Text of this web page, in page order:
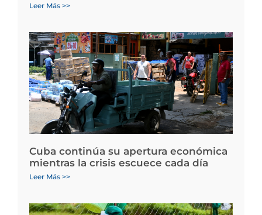
Leer Más >>
Cuba continúa su apertura económica
mientras la crisis escuece cada día
Leer Más >>